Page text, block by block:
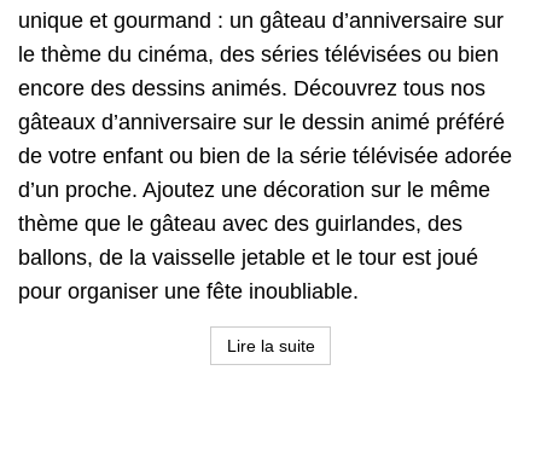
unique et gourmand : un gâteau d’anniversaire sur
le thème du cinéma, des séries télévisées ou bien
encore des dessins animés. Découvrez tous nos
gâteaux d’anniversaire sur le dessin animé préféré
de votre enfant ou bien de la série télévisée adorée
d’un proche. Ajoutez une décoration sur le même
thème que le gâteau avec des guirlandes, des
ballons, de la vaisselle jetable et le tour est joué
pour organiser une fête inoubliable.
Lire la suite